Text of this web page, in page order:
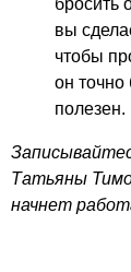
вы
чтобы
он точно
полезен.
Татьяны
начнет